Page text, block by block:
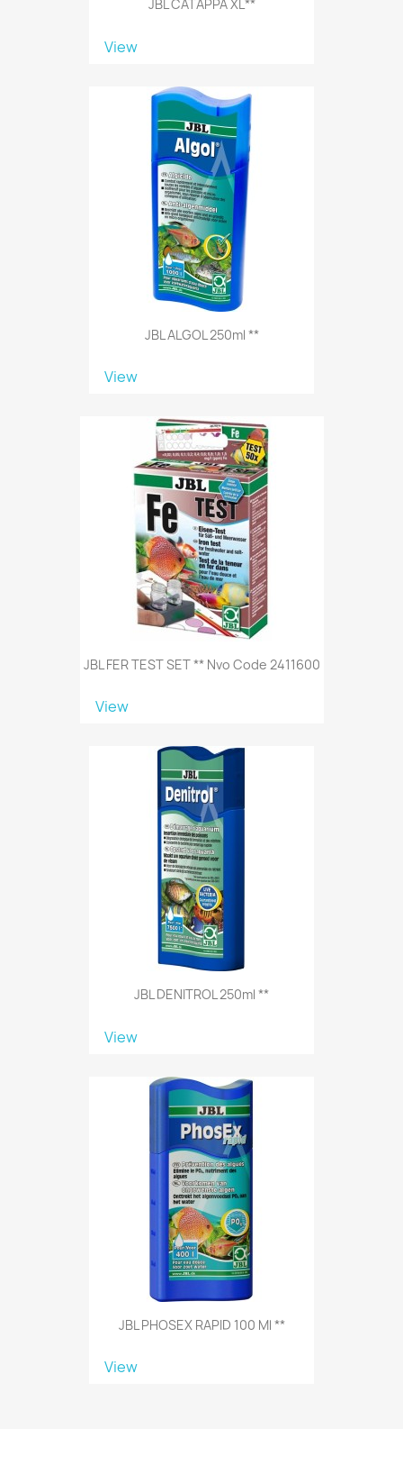
JBL CATAPPA XL**
View
JBL ALGOL 250ml **
View
JBL FER TEST SET ** Nvo Code 2411600
View
JBL DENITROL 250ml **
View
JBL PHOSEX RAPID 100 Ml **
View